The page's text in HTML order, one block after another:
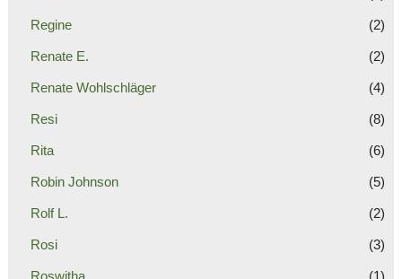
Regine (2)
Renate E. (2)
Renate Wohlschläger (4)
Resi (8)
Rita (6)
Robin Johnson (5)
Rolf L. (2)
Rosi (3)
Roswitha (1)